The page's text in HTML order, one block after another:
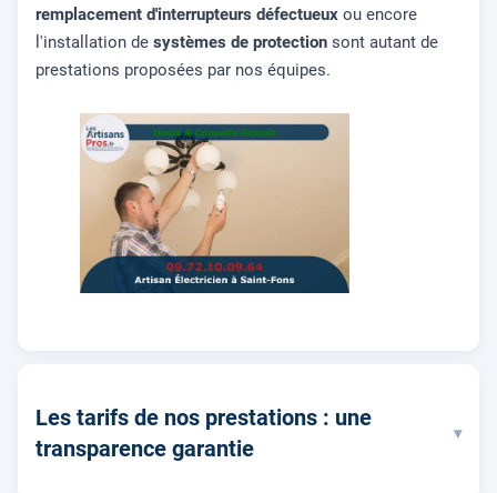
remplacement d'interrupteurs défectueux ou encore
l'installation de systèmes de protection sont autant de
prestations proposées par nos équipes.
Les tarifs de nos prestations : une
transparence garantie
▾